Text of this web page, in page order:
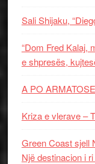
Sali Shijaku,
“Dom Fred Kalaj,
e shpresës,
A PO
Kriza e vlerave –
Green Coast sjell
Një destinacion i